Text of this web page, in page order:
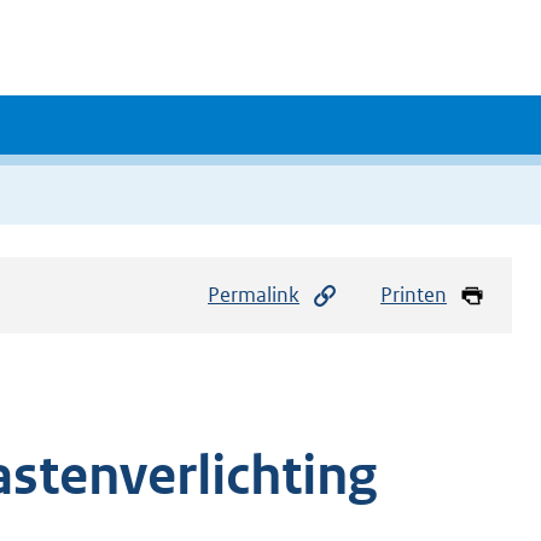
Permalink Printen